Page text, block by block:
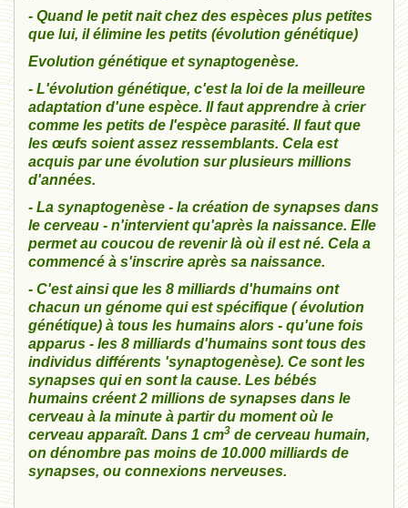
- Quand le petit nait chez des espèces plus petites
que lui, il élimine les petits (évolution génétique)
Evolution génétique et synaptogenèse.
- L'évolution génétique, c'est la loi de la meilleure
adaptation d'une espèce. Il faut apprendre à crier
comme les petits de l'espèce parasité. Il faut que
les œufs soient assez ressemblants. Cela est
acquis par une évolution sur plusieurs millions
d'années.
- La synaptogenèse - la création de synapses dans
le cerveau - n'intervient qu'après la naissance. Elle
permet au coucou de revenir là où il est né. Cela a
commencé à s'inscrire après sa naissance.
- C'est ainsi que les 8 milliards d'humains ont
chacun un génome qui est spécifique ( évolution
génétique) à tous les humains alors - qu'une fois
apparus - les 8 milliards d'humains sont tous des
individus différents 'synaptogenèse). Ce sont les
synapses qui en sont la cause. Les bébés
humains créent 2 millions de synapses dans le
cerveau à la minute à partir du moment où le
cerveau apparaît. Dans 1 cm3 de cerveau humain,
on dénombre pas moins de 10.000 milliards de
synapses, ou connexions nerveuses.